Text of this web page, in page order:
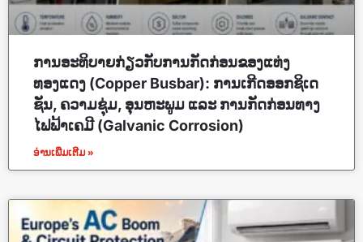
ການອະທິບາຍກ່ຽວກັບການກັດກ່ອນຂອງແທ່ງ
ທອງແດງ (Copper Busbar): ການເກີດອອກຊິເດ
ຊັນ, ຄວາມຊຸ່ມ, ອຸນຫະພູມ ແລະ ການກັດກ່ອນທາງ
ໄຟຟ້າເຄມີ (Galvanic Corrosion)
ອ່ານເພີ່ມເຕີມ »